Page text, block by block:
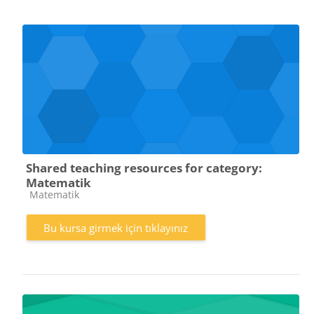
Shared teaching resources for category:
Matematik
Kurs kategorisi
Matematik
Bu kursa girmek için tıklayınız